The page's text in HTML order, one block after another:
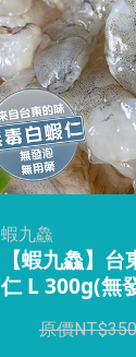
蝦九鱻
【蝦九鱻】
仁 L 300g(無
350